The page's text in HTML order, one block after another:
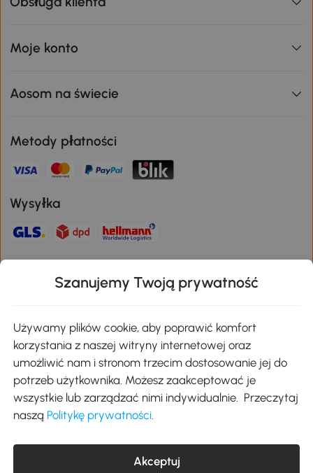
Moje konto
Aosom na świecie
Metody płatności
Wysyłka
Pobierz aplikację Aosom
Google Play
kontakt@aosom.pl
MH Handel GmbH, Wendenstraße 309, 20537 Hamburg Pon.-piąt.:
Szanujemy Twoją prywatność
Używamy plików cookie, aby poprawić komfort
korzystania z naszej witryny internetowej oraz
umożliwić nam i stronom trzecim dostosowanie jej do
potrzeb użytkownika. Możesz zaakceptować je
wszystkie lub zarządzać nimi indywidualnie. Przeczytaj
naszą Politykę prywatności.
Akceptuj